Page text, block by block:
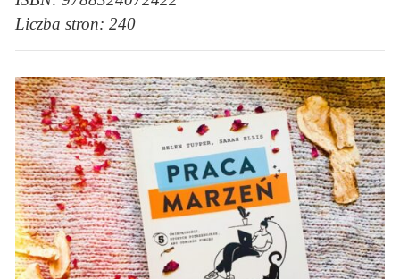
Liczba stron: 240